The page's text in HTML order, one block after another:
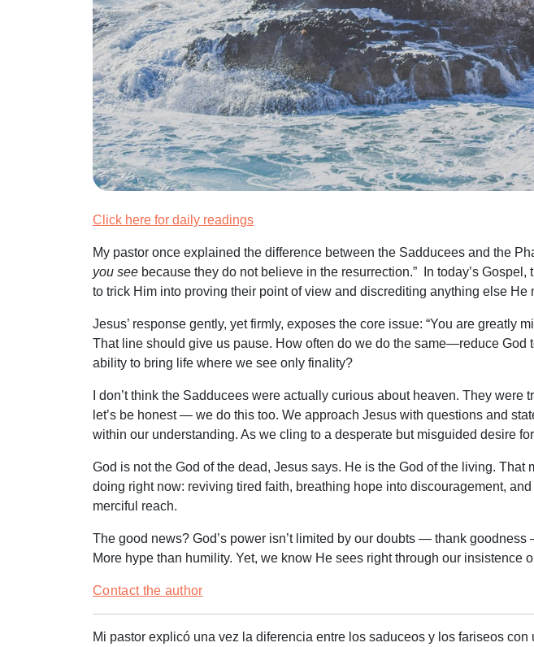
Click here for daily readings
My pastor once explained the difference between the Sadducees and the
you see because they do not believe in the resurrection.” In today’s
to trick Him into proving their point of view and discrediting anything else He
Jesus’ response gently, yet firmly, exposes the core issue: “You are greatly
That line should give us pause. How often do we do the same—reduce
ability to bring life where we see only finality?
I don’t think the Sadducees were actually curious about heaven. They
let’s be honest — we do this too. We approach Jesus with questions and
within our understanding. As we cling to a desperate but misguided desire
God is not the God of the dead, Jesus says. He is the God of the living.
doing right now: reviving tired faith, breathing hope into discouragement,
merciful reach.
The good news? God’s power isn’t limited by our doubts — thank
More hype than humility. Yet, we know He sees right through our
Contact the author
Mi pastor explicó una vez la diferencia entre los saduceos y los fariseos